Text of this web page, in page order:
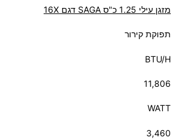
מזגן עילי 1.25 כ"ס SAGA דגם 16X
תפוקת קירור
BTU/H
11,806
WATT
3,460